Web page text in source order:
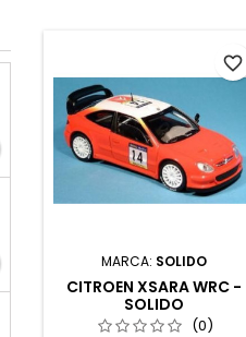
MARCA: SOLIDO
CITROEN XSARA WRC -
SOLIDO
(0)
favorite_border